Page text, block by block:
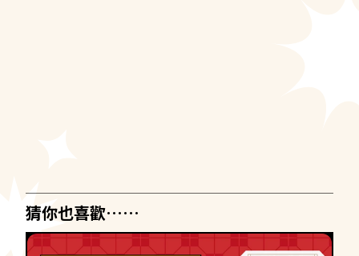
猜你也喜歡……